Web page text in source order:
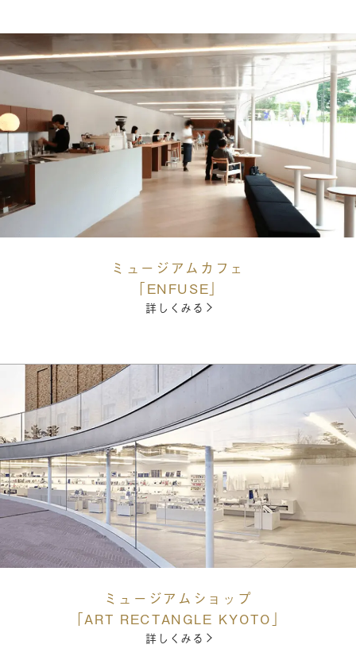
ミュージアムカフェ
「ENFUSE」
詳しくみる
ミュージアムショップ
「ART RECTANGLE KYOTO」
詳しくみる